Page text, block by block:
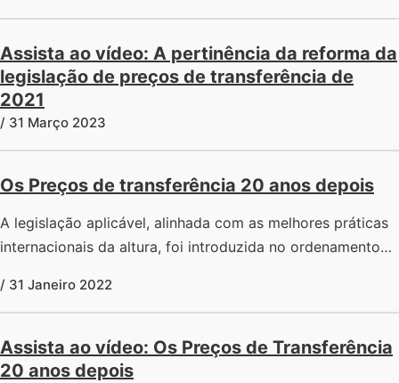
Assista ao vídeo: A pertinência da reforma da
legislação de preços de transferência de
2021
/ 31 Março 2023
Os Preços de transferência 20 anos depois
A legislação aplicável, alinhada com as melhores práticas
internacionais da altura, foi introduzida no ordenamento…
/ 31 Janeiro 2022
Assista ao vídeo: Os Preços de Transferência
20 anos depois